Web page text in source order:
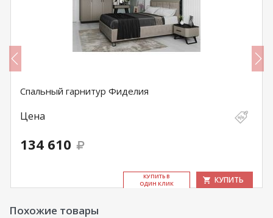
Спальный гарнитур Фиделия
Цена
134 610
КУ­ПИТЬ В
ОДИН КЛИК
КУПИТЬ
Похожие товары